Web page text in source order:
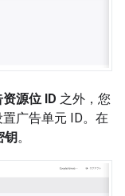
资源位 ID 之外，您
广告单元 ID。在
钥。